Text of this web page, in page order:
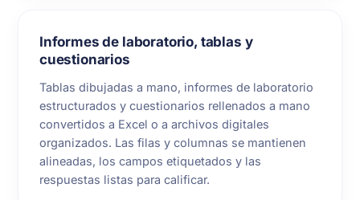
Informes de laboratorio, tablas y
cuestionarios
Tablas dibujadas a mano, informes de laboratorio
estructurados y cuestionarios rellenados a mano
convertidos a Excel o a archivos digitales
organizados. Las filas y columnas se mantienen
alineadas, los campos etiquetados y las
respuestas listas para calificar.